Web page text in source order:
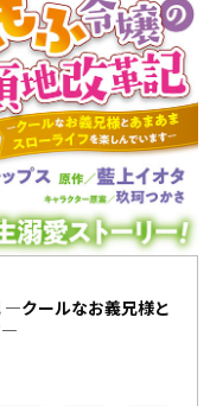
―クールなお義兄様と
―